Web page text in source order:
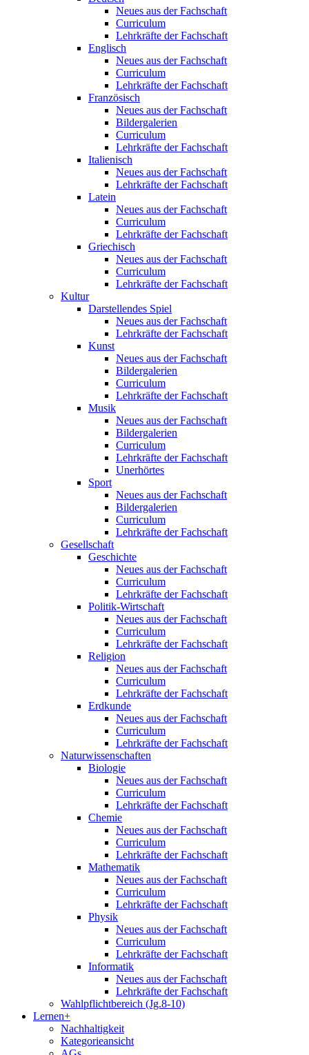
Neues aus der Fachschaft
Curriculum
Lehrkräfte der Fachschaft
Englisch
Neues aus der Fachschaft
Curriculum
Lehrkräfte der Fachschaft
Französisch
Neues aus der Fachschaft
Bildergalerien
Curriculum
Lehrkräfte der Fachschaft
Italienisch
Neues aus der Fachschaft
Lehrkräfte der Fachschaft
Latein
Neues aus der Fachschaft
Curriculum
Lehrkräfte der Fachschaft
Griechisch
Neues aus der Fachschaft
Curriculum
Lehrkräfte der Fachschaft
Kultur
Darstellendes Spiel
Neues aus der Fachschaft
Lehrkräfte der Fachschaft
Kunst
Neues aus der Fachschaft
Bildergalerien
Curriculum
Lehrkräfte der Fachschaft
Musik
Neues aus der Fachschaft
Bildergalerien
Curriculum
Lehrkräfte der Fachschaft
Unerhörtes
Sport
Neues aus der Fachschaft
Bildergalerien
Curriculum
Lehrkräfte der Fachschaft
Gesellschaft
Geschichte
Neues aus der Fachschaft
Curriculum
Lehrkräfte der Fachschaft
Politik-Wirtschaft
Neues aus der Fachschaft
Curriculum
Lehrkräfte der Fachschaft
Religion
Neues aus der Fachschaft
Curriculum
Lehrkräfte der Fachschaft
Erdkunde
Neues aus der Fachschaft
Curriculum
Lehrkräfte der Fachschaft
Naturwissenschaften
Biologie
Neues aus der Fachschaft
Curriculum
Lehrkräfte der Fachschaft
Chemie
Neues aus der Fachschaft
Curriculum
Lehrkräfte der Fachschaft
Mathematik
Neues aus der Fachschaft
Curriculum
Lehrkräfte der Fachschaft
Physik
Neues aus der Fachschaft
Curriculum
Lehrkräfte der Fachschaft
Informatik
Neues aus der Fachschaft
Lehrkräfte der Fachschaft
Wahlpflichtbereich (Jg.8-10)
Lernen+
Nachhaltigkeit
Kategorieansicht